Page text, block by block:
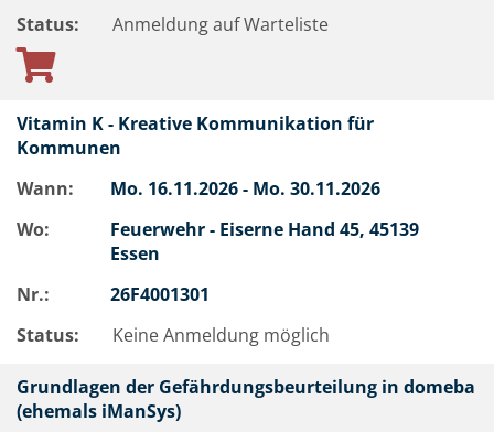
Status:
Anmeldung auf Warteliste
Vitamin K - Kreative Kommunikation für
Kommunen
Wann:
Mo. 16.11.2026 - Mo. 30.11.2026
Wo:
Feuerwehr - Eiserne Hand 45, 45139
Essen
Nr.:
26F4001301
Status:
Keine Anmeldung möglich
Grundlagen der Gefährdungsbeurteilung in domeba
(ehemals iManSys)